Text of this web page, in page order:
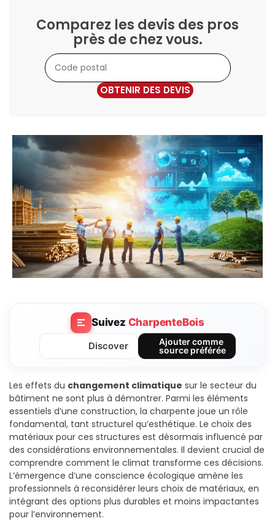
Comparez les devis des pros
près de chez vous.
OBTENIR DES DEVIS
Suivez CharpenteBois
Discover
Ajouter comme
source préférée
Les effets du changement climatique sur le secteur du
bâtiment ne sont plus à démontrer. Parmi les éléments
essentiels d’une construction, la charpente joue un rôle
fondamental, tant structurel qu’esthétique. Le choix des
matériaux pour ces structures est désormais influencé par
des considérations environnementales. Il devient crucial de
comprendre comment le climat transforme ces décisions.
L’émergence d’une conscience écologique amène les
professionnels à reconsidérer leurs choix de matériaux, en
intégrant des options plus durables et moins impactantes
pour l’environnement.